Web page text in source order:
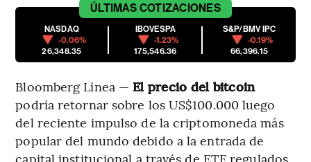
ÚLTIMAS COTIZACIONES
NASDAQ
-0.06%
26,348.35
IBOVESPA
-1.23%
175,546.36
S&P/BMV IPC
-0.19%
66,396.15
Bloomberg Línea — El precio del bitcoin
podría retornar sobre los US$100.000 luego
del reciente impulso de la criptomoneda más
popular del mundo debido a la entrada de
capital institucional a través de ETF regulados,